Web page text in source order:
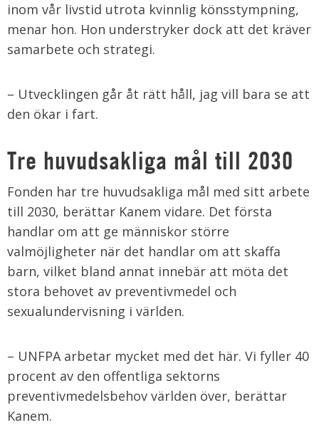
inom vår livstid utrota kvinnlig könsstympning,
menar hon. Hon understryker dock att det kräver
samarbete och strategi.
– Utvecklingen går åt rätt håll, jag vill bara se att
den ökar i fart.
Tre huvudsakliga mål till 2030
Fonden har tre huvudsakliga mål med sitt arbete
till 2030, berättar Kanem vidare. Det första
handlar om att ge människor större
valmöjligheter när det handlar om att skaffa
barn, vilket bland annat innebär att möta det
stora behovet av preventivmedel och
sexualundervisning i världen.
– UNFPA arbetar mycket med det här. Vi fyller 40
procent av den offentliga sektorns
preventivmedelsbehov världen över, berättar
Kanem.